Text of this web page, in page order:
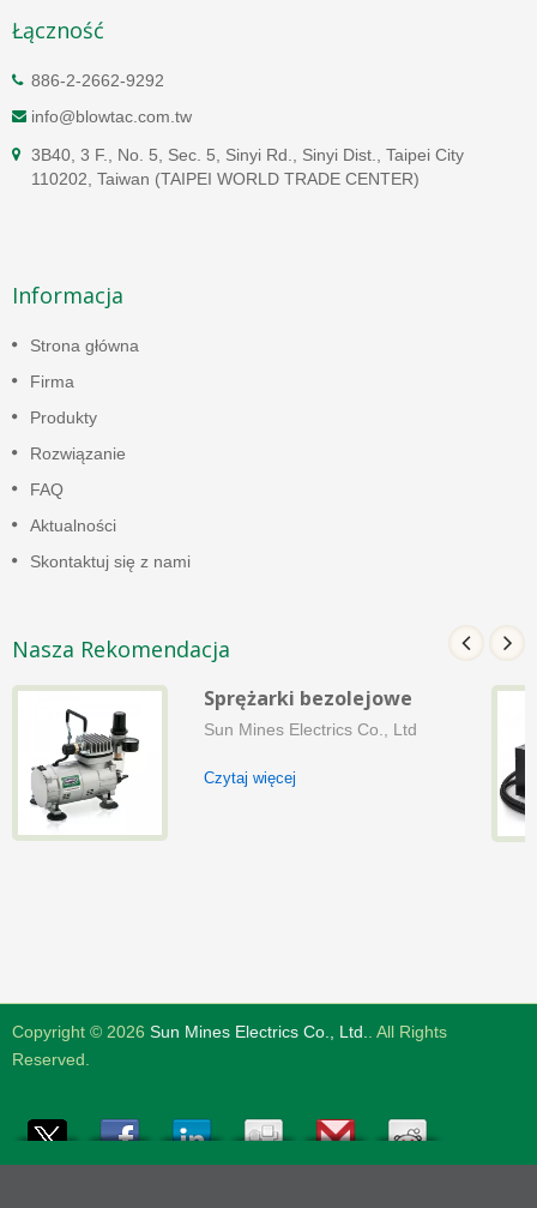
Łączność
886-2-2662-9292
info@blowtac.com.tw
3B40, 3 F., No. 5, Sec. 5, Sinyi Rd., Sinyi Dist., Taipei City
110202, Taiwan (TAIPEI WORLD TRADE CENTER)
Informacja
Strona główna
Firma
Produkty
Rozwiązanie
FAQ
Aktualności
Skontaktuj się z nami
Nasza Rekomendacja
Sprężarki bezolejowe
Sun Mines Electrics Co., Ltd
Czytaj więcej
Copyright © 2026 Sun Mines Electrics Co., Ltd.. All Rights
Reserved.